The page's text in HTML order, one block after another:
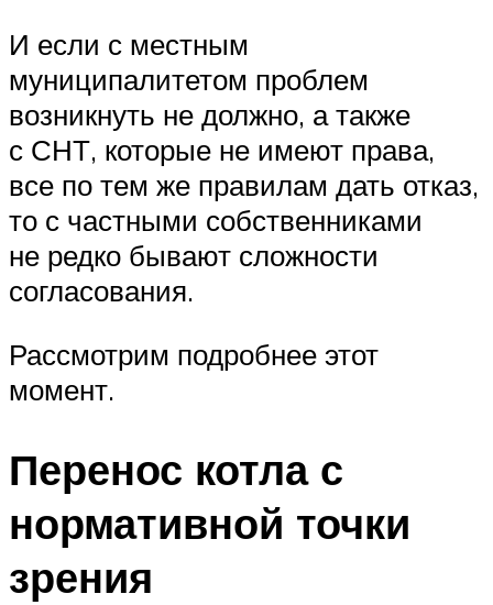
И если с местным
муниципалитетом проблем
возникнуть не должно, а также
с СНТ, которые не имеют права,
все по тем же правилам дать отказ,
то с частными собственниками
не редко бывают сложности
согласования.
Рассмотрим подробнее этот
момент.
Перенос котла с
нормативной точки
зрения